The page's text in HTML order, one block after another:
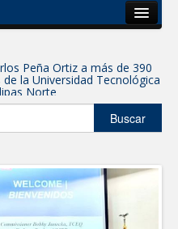
Peña Ortiz a más de 390
la Universidad Tecnológica
Norte
DE CARMEN LILIA
UN MEJOR SERVICIO DE
Tamaulipas trámite de
placas de circulación para
discapacidad
Buscar